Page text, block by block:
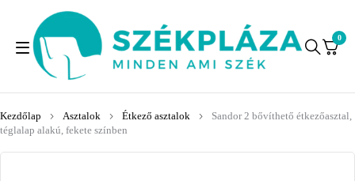
0
Kezdőlap Asztalok Étkező asztalok
Sandor 2 bővíthető étkezőasztal,
téglalap alakú, fekete színben